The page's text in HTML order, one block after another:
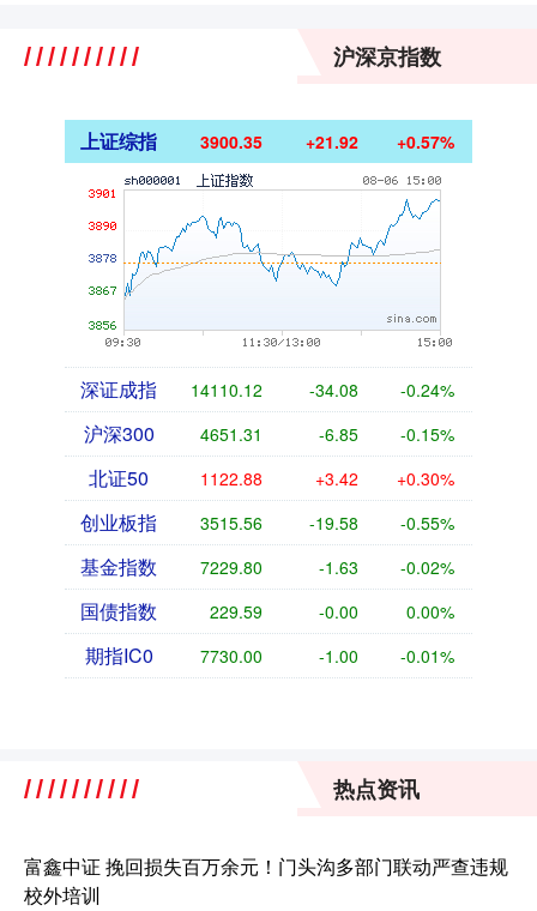
沪深京指数
上证综指 3900.35 +21.92 +0.57%
深证成指 14110.12 -34.08 -0.24%
沪深300 4651.31 -6.85 -0.15%
北证50 1122.88 +3.42 +0.30%
创业板指 3515.56 -19.58 -0.55%
基金指数 7229.80 -1.63 -0.02%
国债指数 229.59 -0.00 0.00%
期指IC0 7730.00 -1.00 -0.01%
热点资讯
富鑫中证 挽回损失百万余元！门头沟多部门联动严查违规
校外培训